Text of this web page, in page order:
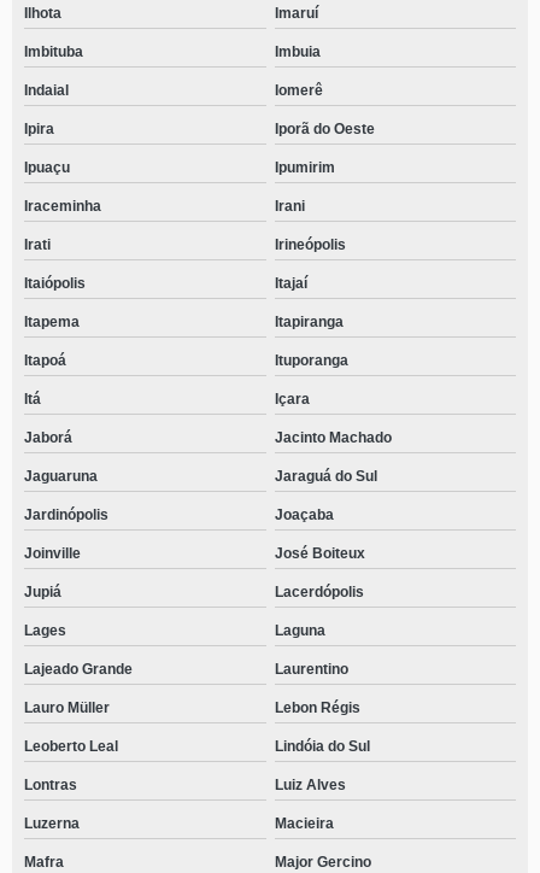
Ilhota Imaruí
Imbituba Imbuia
Indaial Iomerê
Ipira Iporã do Oeste
Ipuaçu Ipumirim
Iraceminha Irani
Irati Irineópolis
Itaiópolis Itajaí
Itapema Itapiranga
Itapoá Ituporanga
Itá Içara
Jaborá Jacinto Machado
Jaguaruna Jaraguá do Sul
Jardinópolis Joaçaba
Joinville José Boiteux
Jupiá Lacerdópolis
Lages Laguna
Lajeado Grande Laurentino
Lauro Müller Lebon Régis
Leoberto Leal Lindóia do Sul
Lontras Luiz Alves
Luzerna Macieira
Mafra Major Gercino